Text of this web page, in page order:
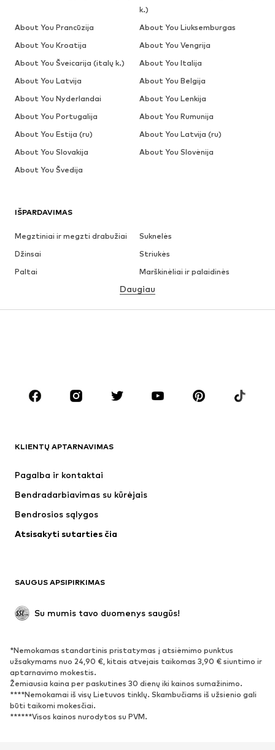
IŠPARDAVIMAS
Megztiniai ir megzti drabužiai
Suknelės
Džinsai
Striukės
Paltai
Marškinėliai ir palaidinės
Apatiniai
Aksesuarai
Premium
Naujienos
Marškinėliai ir palaidinės
Striukės
Megztiniai ir megzti drabužiai
Apatiniai
Paltai
Proginiai
Išskirtiniai
BATAI
Naujienos
Sportbačiai
Aulinukai
Batai su kulniukais
Auliniai batai
Daugiau
KLIENTŲ APTARNAVIMAS
Pagalba ir kontaktai
Bendradarbiavimas su kūrėjais
Bendrosios sąlygos
Atsisakyti sutarties čia
SAUGUS APSIPIRKIMAS
Su mumis tavo duomenys saugūs!
*Nemokamas standartinis pristatymas į atsiėmimo punktus
užsakymams nuo 24,90 €, kitais atvejais taikomas 3,90 € siuntimo ir
aptarnavimo mokestis.
Žemiausia kaina per paskutines 30 dienų iki kainos sumažinimo.
****Nemokamai iš visų Lietuvos tinklų. Skambučiams iš užsienio gali
būti taikomi mokesčiai.
******Visos kainos nurodytos su PVM.
k.)
About You Prancūzija
About You Liuksemburgas
About You Kroatija
About You Vengrija
About You Šveicarija (italų k.)
About You Italija
About You Latvija
About You Belgija
About You Nyderlandai
About You Lenkija
About You Portugalija
About You Rumunija
About You Estija (ru)
About You Latvija (ru)
About You Slovakija
About You Slovėnija
About You Švedija